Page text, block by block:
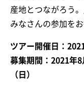
産地とつながろう
みなさんの参加を
ツアー開催日：
募集期間：2021年
（日）